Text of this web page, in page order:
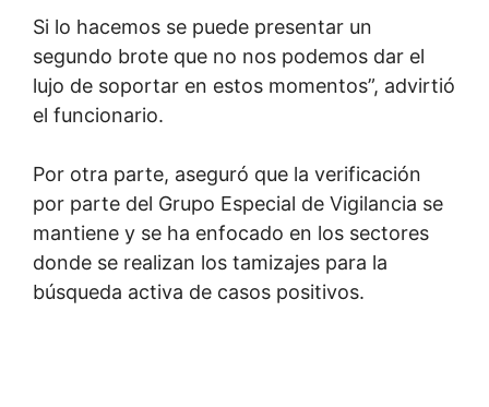
Si lo hacemos se puede presentar un
segundo brote que no nos podemos dar el
lujo de soportar en estos momentos”, advirtió
el funcionario.
Por otra parte, aseguró que la verificación
por parte del Grupo Especial de Vigilancia se
mantiene y se ha enfocado en los sectores
donde se realizan los tamizajes para la
búsqueda activa de casos positivos.